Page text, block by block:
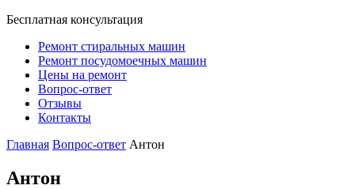
Бесплатная консультация
Ремонт стиральных машин
Ремонт посудомоечных машин
Цены на ремонт
Вопрос-ответ
Отзывы
Контакты
Главная Вопрос-ответ Антон
Антон